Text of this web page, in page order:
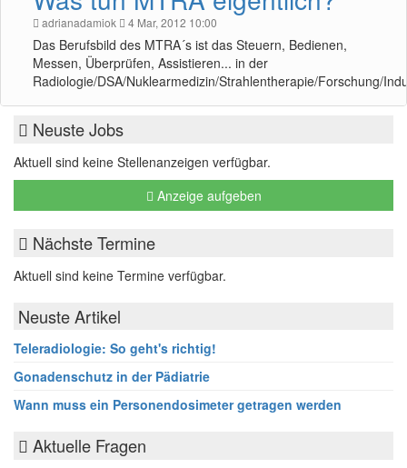
adrianadamiok 4 Mar, 2012 10:00
Das Berufsbild des MTRA´s ist das Steuern, Bedienen,
Messen, Überprüfen, Assistieren... in der
Radiologie/DSA/Nuklearmedizin/Strahlentherapie/Forschung/
Neuste Jobs
Aktuell sind keine Stellenanzeigen verfügbar.
Anzeige aufgeben
Nächste Termine
Aktuell sind keine Termine verfügbar.
Neuste Artikel
Teleradiologie: So geht's richtig!
Gonadenschutz in der Pädiatrie
Wann muss ein Personendosimeter getragen werden
Aktuelle Fragen